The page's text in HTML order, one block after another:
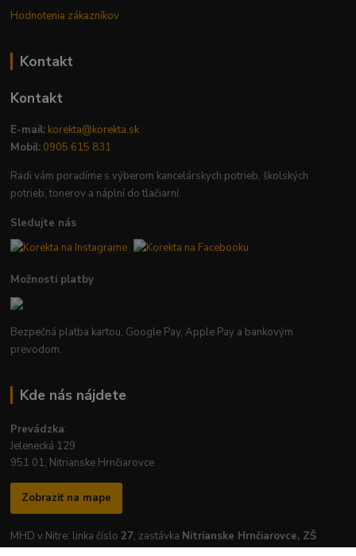
Hodnotenia zákazníkov
Kontakt
Kontakt
E-mail: korekta@korekta.sk
Mobil: 0905 615 831
Radi vám poradíme s výberom kancelárskych potrieb, školských
potrieb, tonerov a náplní do tlačiarní.
Sledujte nás
Možnosti platby
Bezpečná platba kartou, Google Pay, Apple Pay a bankovým
prevodom.
Kde nás nájdete
Prevádzka:
Jelenecká 129
951 01, Nitrianske Hrnčiarovce
Zobraziť na mape
MHD v Nitre: linka číslo 27, zastávka Nitrianske Hrnčiarovce, ZŠ